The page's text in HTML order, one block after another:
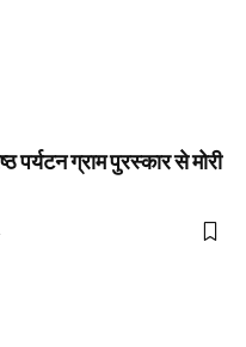
पर्यटन ग्राम पुरस्कार से मोरी